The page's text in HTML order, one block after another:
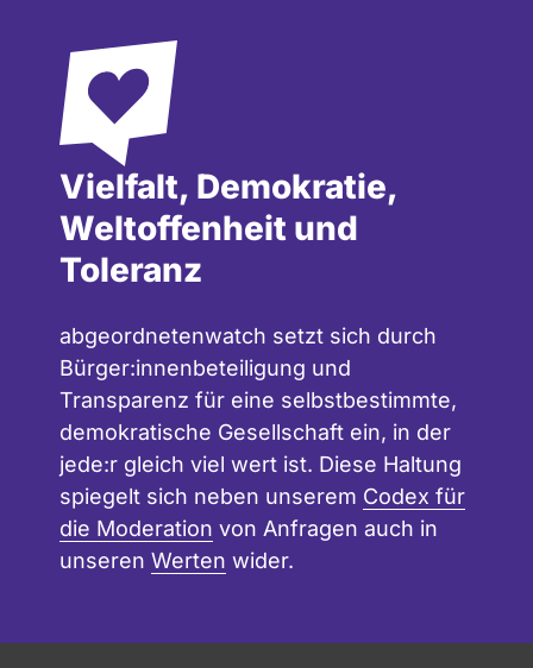
Vielfalt, Demokratie,
Weltoffenheit und
Toleranz
abgeordnetenwatch setzt sich durch
Bürger:innenbeteiligung und
Transparenz für eine selbstbestimmte,
demokratische Gesellschaft ein, in der
jede:r gleich viel wert ist. Diese Haltung
spiegelt sich neben unserem Codex für
die Moderation von Anfragen auch in
unseren Werten wider.